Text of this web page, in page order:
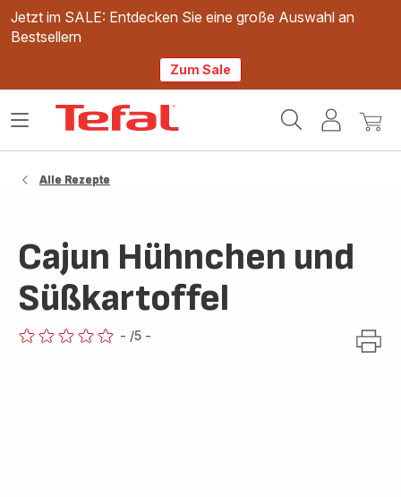
Jetzt im SALE: Entdecken Sie eine große Auswahl an
Bestsellern
Zum Sale
Mein
Mein
Das
Alle Rezepte
Cajun Hühnchen und
Süßkartoffel
- /5 -